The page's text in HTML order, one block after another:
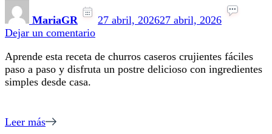
MariaGR 27 abril, 202627 abril, 2026
Dejar un comentarioen
de
churros
Aprende esta receta de churros caseros crujientes fáciles
paso a paso y disfruta un postre delicioso con ingredientes
simples desde casa.
Leer más